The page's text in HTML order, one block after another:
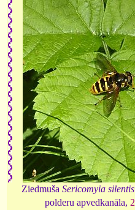
ZiedmušaSericomyia silentis
polderu apvedkanāla,